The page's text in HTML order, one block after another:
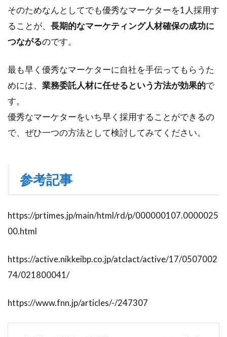
そのためなんとしてでも優秀なマーケターを1人採用す
ることが、 長期的なマーケティング人材確保の成功に
つながるのです。
最も早く優秀なマーケターに自社を手伝ってもらうた
めには、 業務委託人材に任せるという方法が効果的で
す。
優秀なマーケターをいち早く採用することができるの
で、ぜひ一つの方法として検討してみてください。
参考記事
https://prtimes.jp/main/html/rd/p/000000107.0000025
00.html
https://active.nikkeibp.co.jp/atclact/active/17/0507002
74/021800041/
https://www.fnn.jp/articles/-/247307